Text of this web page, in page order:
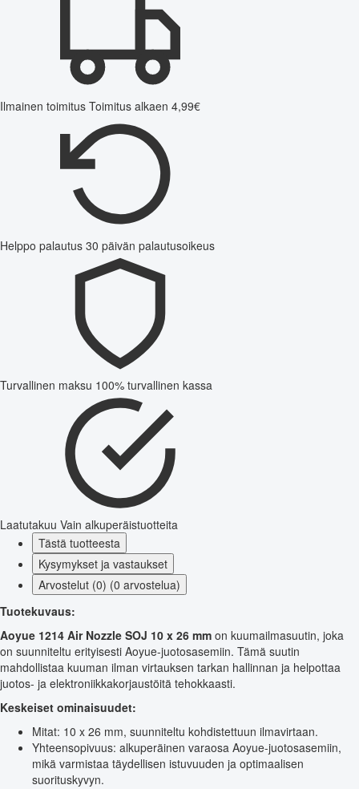
Ilmainen toimitus Toimitus alkaen 4,99€
Helppo palautus 30 päivän palautusoikeus
Turvallinen maksu 100% turvallinen kassa
Laatutakuu Vain alkuperäistuotteita
Tästä tuotteesta
Kysymykset ja vastaukset
Arvostelut (0) (0 arvostelua)
Tuotekuvaus:
Aoyue 1214 Air Nozzle SOJ 10 x 26 mm on kuumailmasuutin, joka
on suunniteltu erityisesti Aoyue-juotosasemiin. Tämä suutin
mahdollistaa kuuman ilman virtauksen tarkan hallinnan ja helpottaa
juotos- ja elektroniikkakorjaustöitä tehokkaasti.
Keskeiset ominaisuudet:
Mitat: 10 x 26 mm, suunniteltu kohdistettuun ilmavirtaan.
Yhteensopivuus: alkuperäinen varaosa Aoyue-juotosasemiin,
mikä varmistaa täydellisen istuvuuden ja optimaalisen
suorituskyvyn.